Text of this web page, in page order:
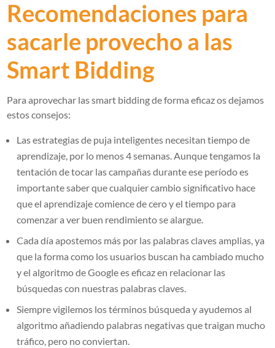
Recomendaciones para
sacarle provecho a las
Smart Bidding
Para aprovechar las smart bidding de forma eficaz os dejamos
estos consejos:
Las estrategias de puja inteligentes necesitan tiempo de
aprendizaje, por lo menos 4 semanas. Aunque tengamos la
tentación de tocar las campañas durante ese período es
importante saber que cualquier cambio significativo hace
que el aprendizaje comience de cero y el tiempo para
comenzar a ver buen rendimiento se alargue.
Cada día apostemos más por las palabras claves amplias, ya
que la forma como los usuarios buscan ha cambiado mucho
y el algoritmo de Google es eficaz en relacionar las
búsquedas con nuestras palabras claves.
Siempre vigilemos los términos búsqueda y ayudemos al
algoritmo añadiendo palabras negativas que traigan mucho
tráfico, pero no conviertan.